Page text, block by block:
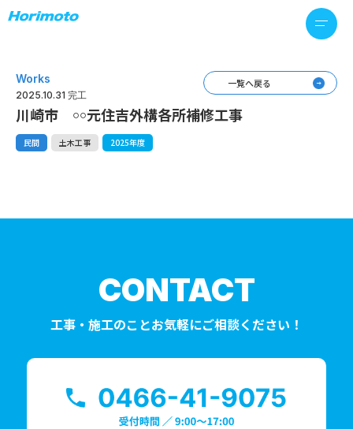
Works
2025.10.31 完工
川崎市 ￮￮元住吉外構各所補修工事
民間 土木工事 2025年度
一覧へ戻る
CONTACT
工事・施工のことお気軽にご相談ください！